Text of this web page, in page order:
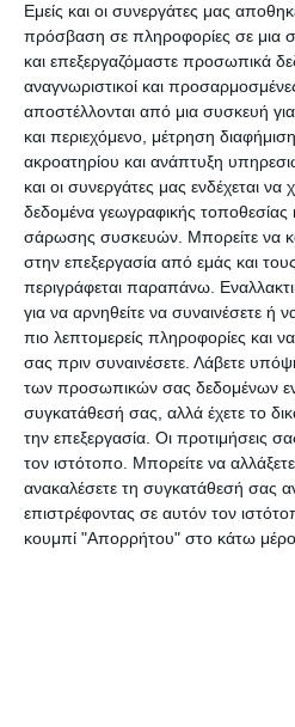
Εμείς και οι συνεργάτες μας
πρόσβαση σε πληροφορίες σε μια
και επεξεργαζόμαστε προσωπικά
αναγνωριστικοί και
αποστέλλονται από μια συσκευή για
και περιεχόμενο, μέτρηση
ακροατηρίου και ανάπτυξη
και οι συνεργάτες μας ενδέχεται
δεδομένα γεωγραφικής
σάρωσης συσκευών. Μπορείτε να
στην επεξεργασία από εμάς και
περιγράφεται παραπάνω.
για να αρνηθείτε να συναινέσετε
πιο λεπτομερείς πληροφορίες και
σας πριν συναινέσετε. Λάβετε
των προσωπικών σας δεδομένων
συγκατάθεσή σας, αλλά έχετε το
την επεξεργασία. Οι προτιμήσεις
τον ιστότοπο. Μπορείτε να
ανακαλέσετε τη συγκατάθεσή σας
επιστρέφοντας σε αυτόν τον
κουμπί "Απορρήτου" στο κάτω
Κόλλα ρευστή Logo 130cc
Διαθέσιμο
3,99€